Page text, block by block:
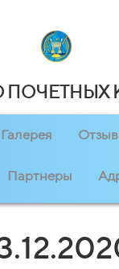
ПОЧЕТНЫХ
Галерея
Партнеры